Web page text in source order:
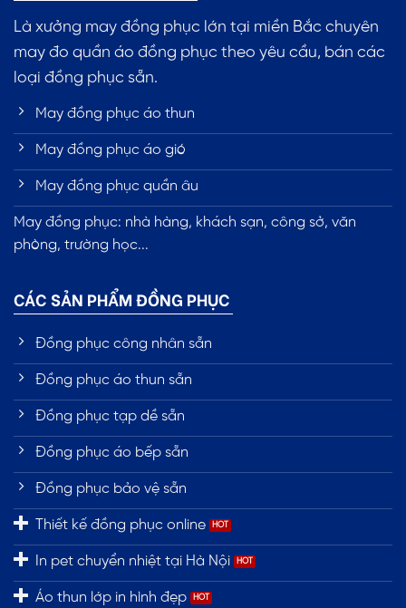
Là xưởng may đồng phục lớn tại miền Bắc chuyên
may đo quần áo đồng phục theo yêu cầu, bán các
loại đồng phục sẵn.
May đồng phục áo thun
May đồng phục áo gió
May đồng phục quần âu
May đồng phục: nhà hàng, khách sạn, công sở, văn
phòng, trường học...
CÁC SẢN PHẨM ĐỒNG PHỤC
Đồng phục công nhân sẵn
Đồng phục áo thun sẵn
Đồng phục tạp dề sẵn
Đồng phục áo bếp sẵn
Đồng phục bảo vệ sẵn
Thiết kế đồng phục online
In pet chuyển nhiệt tại Hà Nội
Áo thun lớp in hình đẹp